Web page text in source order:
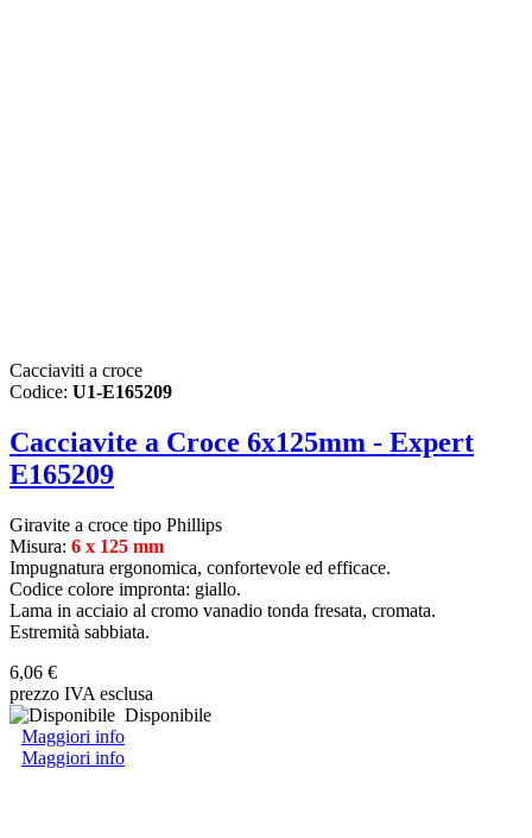
Cacciaviti a croce
Codice: U1-E165209
Cacciavite a Croce 6x125mm - Expert
E165209
Giravite a croce tipo Phillips
Misura: 6 x 125 mm
Impugnatura ergonomica, confortevole ed efficace.
Codice colore impronta: giallo.
Lama in acciaio al cromo vanadio tonda fresata, cromata.
Estremità sabbiata.
6,06 €
prezzo IVA esclusa
Disponibile
Maggiori info
Maggiori info